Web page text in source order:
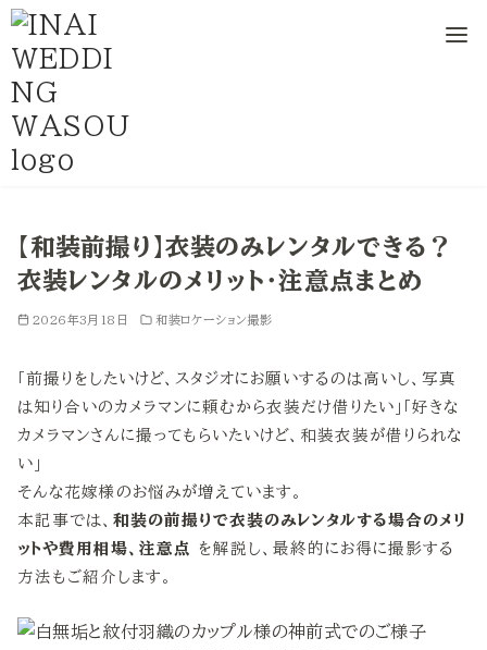
【和装前撮り】衣装のみレンタルできる？
衣装レンタルのメリット・注意点まとめ
2026年3月18日 和装ロケーション撮影
「前撮りをしたいけど、スタジオにお願いするのは高いし、写真
は知り合いのカメラマンに頼むから衣装だけ借りたい」「好きな
カメラマンさんに撮ってもらいたいけど、和装衣装が借りられな
い」
そんな花嫁様のお悩みが増えています。
本記事では、 和装の前撮りで衣装のみレンタルする場合のメリ
ットや費用相場、注意点
を解説し、最終的にお得に撮影する
方法もご紹介します。